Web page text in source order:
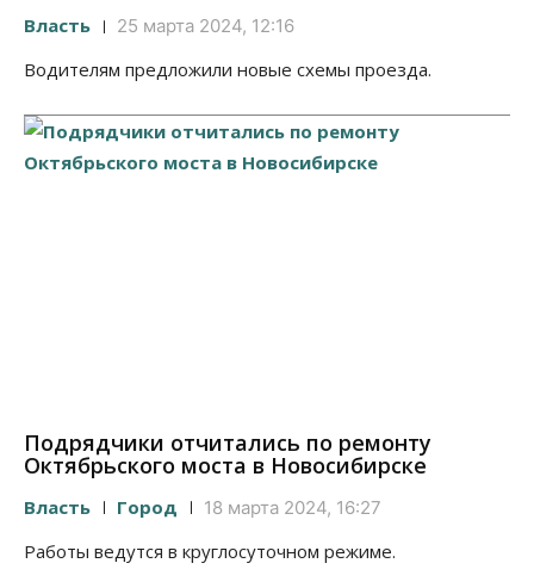
Власть 25 марта 2024, 12:16
Водителям предложили новые схемы проезда.
Подрядчики отчитались по ремонту
Октябрьского моста в Новосибирске
Власть Город 18 марта 2024, 16:27
Работы ведутся в круглосуточном режиме.